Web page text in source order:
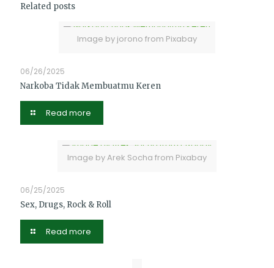
Related posts
Image by jorono from Pixabay
06/26/2025
Narkoba Tidak Membuatmu Keren
Read more
Image by Arek Socha from Pixabay
06/25/2025
Sex, Drugs, Rock & Roll
Read more